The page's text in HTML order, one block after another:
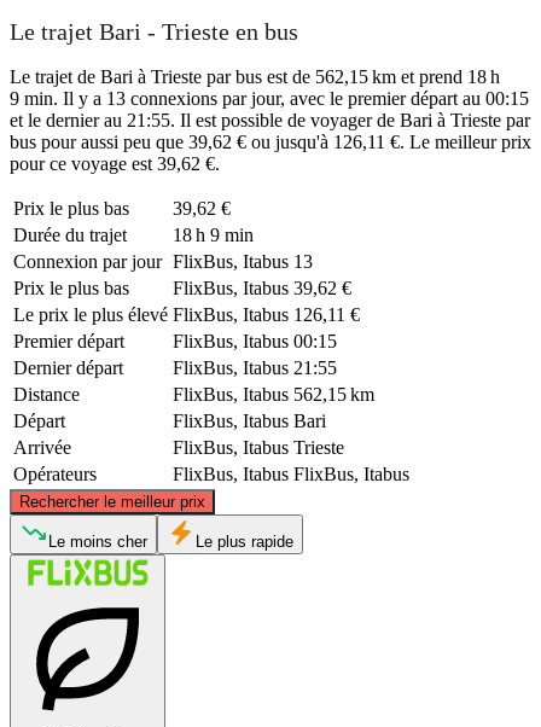
Le trajet Bari - Trieste en bus
Le trajet de Bari à Trieste par bus est de 562,15 km et prend 18 h
9 min. Il y a 13 connexions par jour, avec le premier départ au 00:15
et le dernier au 21:55. Il est possible de voyager de Bari à Trieste par
bus pour aussi peu que 39,62 € ou jusqu'à 126,11 €. Le meilleur prix
pour ce voyage est 39,62 €.
Prix ​​le plus bas
39,62 €
Durée du trajet
18 h 9 min
Connexion par jour FlixBus, Itabus 13
Prix ​​le plus bas
FlixBus, Itabus 39,62 €
Le prix le plus élevé FlixBus, Itabus 126,11 €
Premier départ
FlixBus, Itabus 00:15
Dernier départ
FlixBus, Itabus 21:55
Distance
FlixBus, Itabus 562,15 km
Départ
FlixBus, Itabus Bari
Arrivée
FlixBus, Itabus Trieste
Opérateurs
FlixBus, Itabus FlixBus, Itabus
Rechercher le meilleur prix
Trieste
© CARTO, ©OpenStreetMap
Le moins cher Le plus rapide